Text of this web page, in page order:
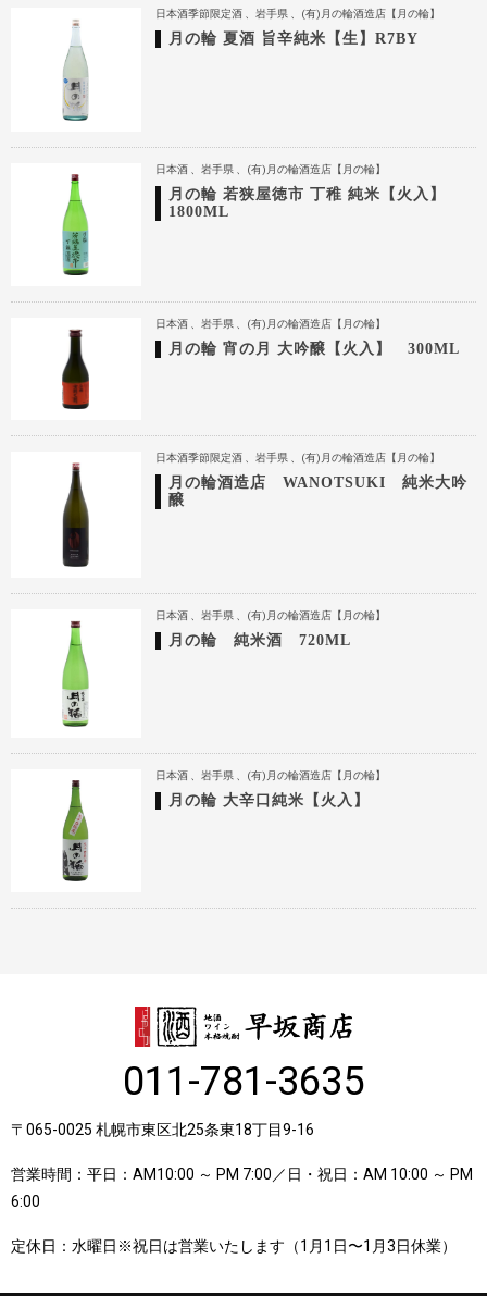
日本酒季節限定酒 岩手県 (有)月の輪酒造店【月の輪】
月の輪 夏酒 旨辛純米【生】R7BY
日本酒 岩手県 (有)月の輪酒造店【月の輪】
月の輪 若狭屋徳市 丁稚 純米【火入】
1800ML
日本酒 岩手県 (有)月の輪酒造店【月の輪】
月の輪 宵の月 大吟醸【火入】 300ML
日本酒季節限定酒 岩手県 (有)月の輪酒造店【月の輪】
月の輪酒造店 WANOTSUKI 純米大吟
醸
日本酒 岩手県 (有)月の輪酒造店【月の輪】
月の輪 純米酒 720ML
日本酒 岩手県 (有)月の輪酒造店【月の輪】
月の輪 大辛口純米【火入】
011-781-3635
〒065-0025 札幌市東区北25条東18丁目9-16
営業時間：平日：AM10:00 ～ PM 7:00／日・祝日：AM 10:00 ～ PM
6:00
定休日：水曜日※祝日は営業いたします（1月1日〜1月3日休業）